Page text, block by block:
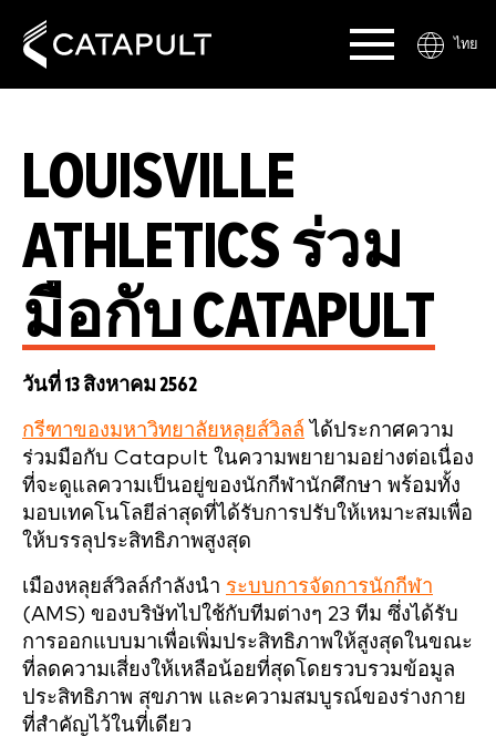
ไทย
LOUISVILLE
ATHLETICS ร่วม
มือกับ CATAPULT
วันที่ 13 สิงหาคม 2562
กรีฑาของมหาวิทยาลัยหลุยส์วิลล์ ได้ประกาศความ
ร่วมมือกับ Catapult ในความพยายามอย่างต่อเนื่อง
ที่จะดูแลความเป็นอยู่ของนักกีฬานักศึกษา พร้อมทั้ง
มอบเทคโนโลยีล่าสุดที่ได้รับการปรับให้เหมาะสมเพื่อ
ให้บรรลุประสิทธิภาพสูงสุด
เมืองหลุยส์วิลล์กำลังนำ ระบบการจัดการนักกีฬา
(AMS) ของบริษัทไปใช้กับทีมต่างๆ 23 ทีม ซึ่งได้รับ
การออกแบบมาเพื่อเพิ่มประสิทธิภาพให้สูงสุดในขณะ
ที่ลดความเสี่ยงให้เหลือน้อยที่สุดโดยรวบรวมข้อมูล
ประสิทธิภาพ สุขภาพ และความสมบูรณ์ของร่างกาย
ที่สำคัญไว้ในที่เดียว